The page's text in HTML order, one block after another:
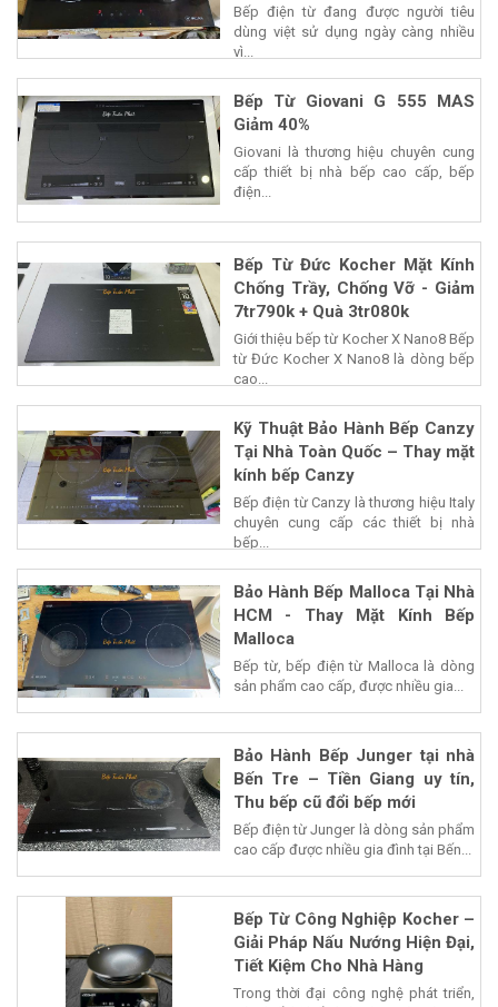
Bếp điện từ đang được người tiêu
dùng việt sử dụng ngày càng nhiều
vì...
Bếp Từ Giovani G 555 MAS
Giảm 40%
Giovani là thương hiệu chuyên cung
cấp thiết bị nhà bếp cao cấp, bếp
điện...
Bếp Từ Đức Kocher Mặt Kính
Chống Trầy, Chống Vỡ - Giảm
7tr790k + Quà 3tr080k
Giới thiệu bếp từ Kocher X Nano8 Bếp
từ Đức Kocher X Nano8 là dòng bếp
cao...
Kỹ Thuật Bảo Hành Bếp Canzy
Tại Nhà Toàn Quốc – Thay mặt
kính bếp Canzy
Bếp điện từ Canzy là thương hiệu Italy
chuyên cung cấp các thiết bị nhà
bếp...
Bảo Hành Bếp Malloca Tại Nhà
HCM - Thay Mặt Kính Bếp
Malloca
Bếp từ, bếp điện từ Malloca là dòng
sản phẩm cao cấp, được nhiều gia...
Bảo Hành Bếp Junger tại nhà
Bến Tre – Tiền Giang uy tín,
Thu bếp cũ đổi bếp mới
Bếp điện từ Junger là dòng sản phẩm
cao cấp được nhiều gia đình tại Bến...
Bếp Từ Công Nghiệp Kocher –
Giải Pháp Nấu Nướng Hiện Đại,
Tiết Kiệm Cho Nhà Hàng
Trong thời đại công nghệ phát triển,